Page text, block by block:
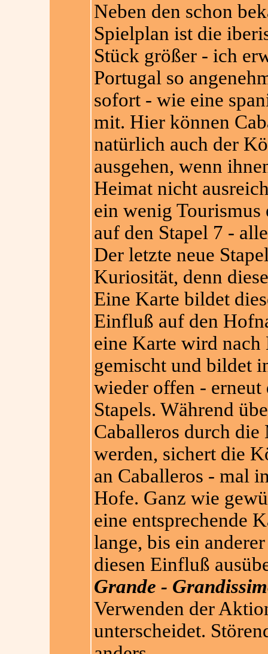
Neben den schon
Spielplan ist die
Stück größer - ich
Portugal so
sofort - wie eine
mit. Hier können
natürlich auch der
ausgehen, wenn
Heimat nicht
ein wenig
auf den Stapel 7 -
Der letzte neue
Kuriosität, denn
Eine Karte bildet
Einfluß auf den
eine Karte wird nach
gemischt und bildet
wieder offen - erneut
Stapels. Während
Caballeros durch
werden, sichert die
an Caballeros - mal
Hofe. Ganz wie
eine entsprechende
lange, bis ein
diesen Einfluß
Grande -
Verwenden der
unterscheidet.